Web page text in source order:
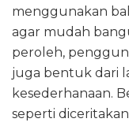
menggunakan
agar mudah
peroleh,
juga bentuk dari
kesederhanaan.
seperti